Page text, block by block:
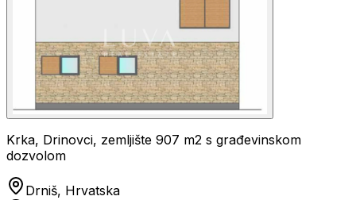
Krka, Drinovci, zemljište 907 m2 s građevinskom
dozvolom
Drniš, Hrvatska